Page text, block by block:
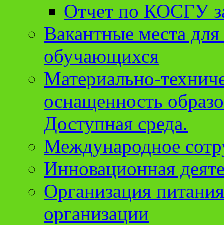
Отчет по КОСГУ
Вакантные места
обучающихся
Материально-
оснащенность
Доступная среда.
Международное
Инновационная
Организация
организации